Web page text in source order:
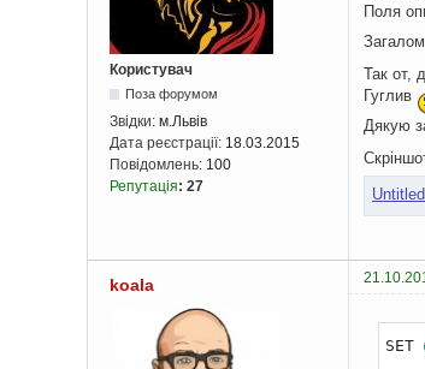
Користувач
Поза форумом
Звідки: м.Львів
Дата реєстрації: 18.03.2015
Повідомлень: 100
Репутація: 27
Поля
Так от,
Гуглив
Дякую
koala
SET